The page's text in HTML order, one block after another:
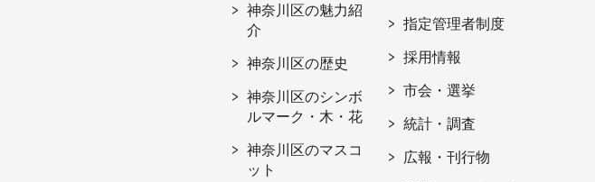
神奈川区の魅力紹
介
神奈川区の歴史
神奈川区のシンボ
ルマーク・木・花
神奈川区のマスコ
ット
指定管理者制度
採用情報
市会・選挙
統計・調査
広報・刊行物